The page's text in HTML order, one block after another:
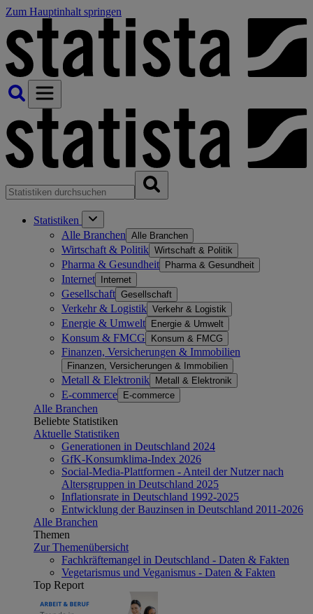
Zum Hauptinhalt springen
Statistiken
Alle Branchen Alle Branchen
Wirtschaft & Politik Wirtschaft & Politik
Pharma & Gesundheit Pharma & Gesundheit
Internet Internet
Gesellschaft Gesellschaft
Verkehr & Logistik Verkehr & Logistik
Energie & Umwelt Energie & Umwelt
Konsum & FMCG Konsum & FMCG
Finanzen, Versicherungen & Immobilien
Finanzen, Versicherungen & Immobilien
Metall & Elektronik Metall & Elektronik
E-commerce E-commerce
Alle Branchen
Beliebte Statistiken
Aktuelle Statistiken
Generationen in Deutschland 2024
GfK-Konsumklima-Index 2026
Social-Media-Plattformen - Anteil der Nutzer nach
Altersgruppen in Deutschland 2025
Inflationsrate in Deutschland 1992-2025
Entwicklung der Bauzinsen in Deutschland 2011-2026
Alle Branchen
Themen
Zur Themenübersicht
Fachkräftemangel in Deutschland - Daten & Fakten
Vegetarismus und Veganismus - Daten & Fakten
Top Report